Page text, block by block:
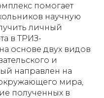
помогает
научную
личный
в ТРИЗ-
основе двух видов
и
направлен на
мира,
полученных в